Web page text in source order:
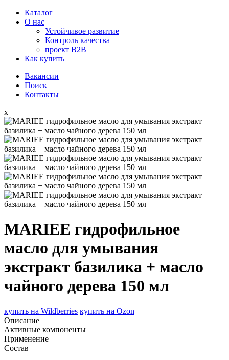
Каталог
О нас
Устойчивое развитие
Контроль качества
проект B2B
Как купить
Вакансии
Поиск
Контакты
x
MARIEE гидрофильное
масло для умывания
экстракт базилика + масло
чайного дерева 150 мл
купить на Wildberries купить на Ozon
Описание
Активные компоненты
Применение
Состав